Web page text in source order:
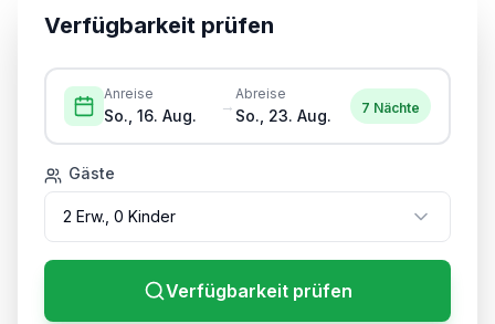
Verfügbarkeit prüfen
Anreise
So., 16. Aug.
→
Abreise
So., 23. Aug. 7 Nächte
Gäste
2 Erw., 0 Kinder
Verfügbarkeit prüfen